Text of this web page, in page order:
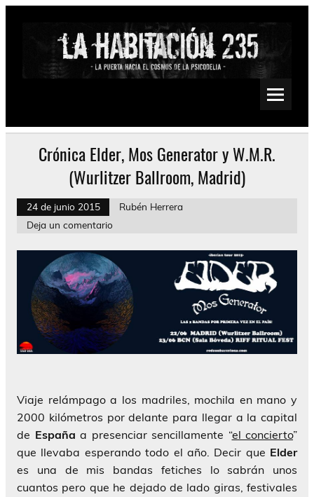
Saltar
Psychedelic, Stoner, Doom, Sludge, Fuzz, Space, Drone
Crónica Elder, Mos Generator y W.M.R.
(Wurlitzer Ballroom, Madrid)
24 de junio 2015
Rubén Herrera
Deja un comentario
Viaje relámpago a los madriles, mochila en mano y
2000 kilómetros por delante para llegar a la capital
de España a presenciar sencillamente “el concierto”
que llevaba esperando todo el año. Decir que Elder
es una de mis bandas fetiches lo sabrán unos
cuantos pero que he dejado de lado giras, festivales